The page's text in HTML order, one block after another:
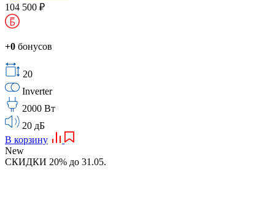
104 500 ₽
+0 бонусов
20
Inverter
2000 Вт
20 дБ
В корзину
New
СКИДКИ 20% до 31.05.